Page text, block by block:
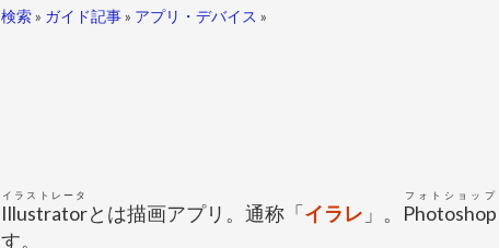
検索» ガイド記事» アプリ・デバイス »
Illustrator
イラストレータ
とは描画アプリ。通称「イラレ 」。 Photoshop
フォトショップ
す。